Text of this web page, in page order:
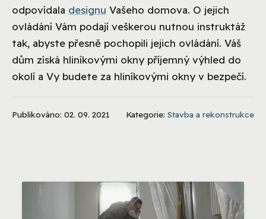
odpovídala designu Vašeho domova. O jejich
ovládání Vám podají veškerou nutnou instruktáž
tak, abyste přesně pochopili jejich ovládání. Váš
dům získá hliníkovými okny příjemný výhled do
okolí a Vy budete za hliníkovými okny v bezpečí.
Publikováno: 02. 09. 2021 Kategorie: Stavba a rekonstrukce